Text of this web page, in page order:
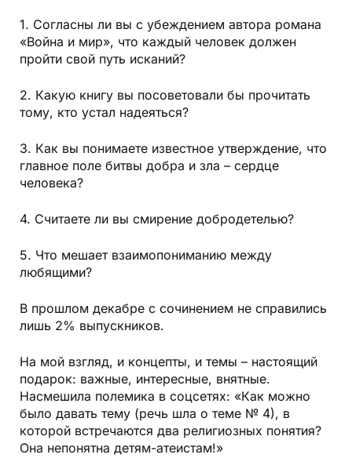
1. Согласны ли вы с убеждением автора романа
«Война и мир», что каждый человек должен
пройти свой путь исканий?
2. Какую книгу вы посоветовали бы прочитать
тому, кто устал надеяться?
3. Как вы понимаете известное утверждение, что
главное поле битвы добра и зла – сердце
человека?
4. Считаете ли вы смирение добродетелью?
5. Что мешает взаимопониманию между
любящими?
В прошлом декабре с сочинением не справились
лишь 2% выпускников.
На мой взгляд, и концепты, и темы – настоящий
подарок: важные, интересные, внятные.
Насмешила полемика в соцсетях: «Как можно
было давать тему (речь шла о теме № 4), в
которой встречаются два религиозных понятия?
Она непонятна детям-атеистам!»